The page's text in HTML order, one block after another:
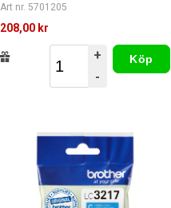
Art nr. 5701205
208,00 kr
+
-
Köp